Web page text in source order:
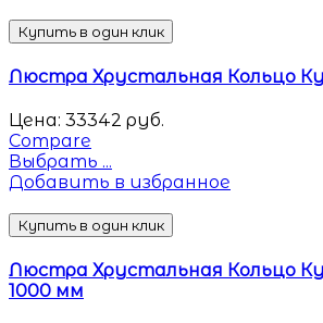
Купить в один клик
Люстра Хрустальная Кольцо
Цена: 33342 руб.
Compare
Выбрать ...
Добавить в избранное
Купить в один клик
Люстра Хрустальная Кольцо
1000 мм